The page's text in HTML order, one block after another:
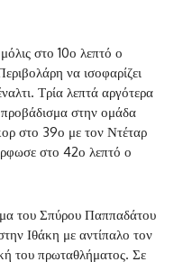
στο 10ο λεπτό ο
να ισοφαρίζει
Τρία λεπτά αργότερα
στην ομάδα
στο 39ο με τον Ντέταρ
στο 42ο λεπτό ο
του Σπύρου Παππαδάτου
Ιθάκη με αντίπαλο τον
του πρωταθλήματος. Σε